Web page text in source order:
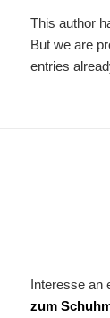
This author
But we are
entries
Interesse an
zum